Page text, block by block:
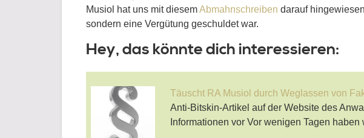
Musiol hat uns mit diesemAbmahnschreiben darauf
sondern eine Vergütung geschuldet war.
Hey, das könnte dich interessieren:
Täuscht RA Musiol durch Weglassen von
Anti-Bitskin-Artikel auf der Website des
Informationen vor Vor wenigen Tagen